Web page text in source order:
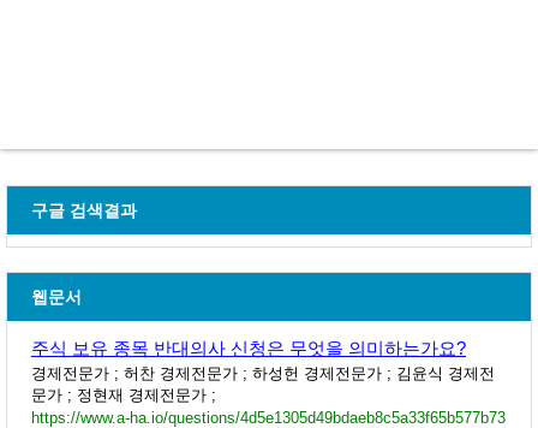
구글 검색결과
웹문서
주식 보유 종목 반대의사 신청은 무엇을 의미하는가요?
경제전문가 ; 허찬 경제전문가 ; 하성헌 경제전문가 ; 김윤식 경제전
문가 ; 정현재 경제전문가 ;
https://www.a-ha.io/questions/4d5e1305d49bdaeb8c5a33f65b577b73